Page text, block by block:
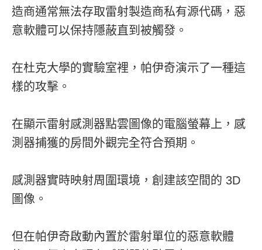
造商通常無法存取雷射製造商私有源代碼，惡
意軟體可以保持隱蔽直到被觸發。
在杜克大學的實驗室裡，帕伊奇演示了一種這
樣的攻擊。
在顯示雷射感測器點雲圖像的電腦螢幕上，感
測器捕獲的房間外觀完全符合預期。
感測器實時映射周圍環境，創建該空間的 3D
圖像。
但在帕伊奇啟動內置於雷射單位的惡意軟體